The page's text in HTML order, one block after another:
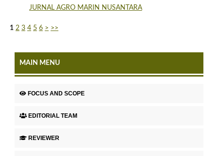
JURNAL AGRO MARIN NUSANTARA
1 2 3 4 5 6 > >>
MAIN MENU
FOCUS AND SCOPE
EDITORIAL TEAM
REVIEWER